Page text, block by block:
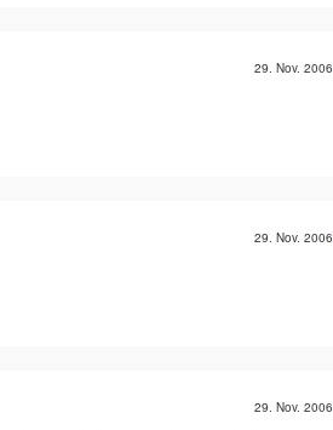
29. Nov. 2006
29. Nov. 2006
29. Nov. 2006